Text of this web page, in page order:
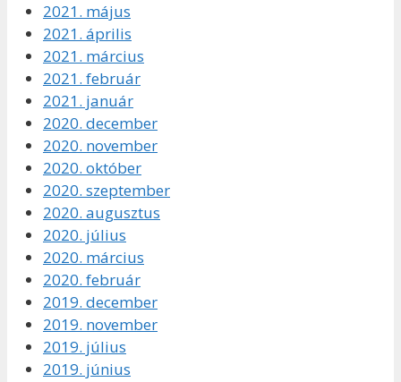
2021. május
2021. április
2021. március
2021. február
2021. január
2020. december
2020. november
2020. október
2020. szeptember
2020. augusztus
2020. július
2020. március
2020. február
2019. december
2019. november
2019. július
2019. június